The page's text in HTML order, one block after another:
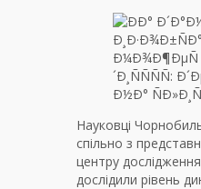
Науковці
спільно з
центру
дослідили рівень